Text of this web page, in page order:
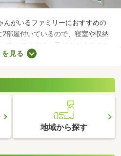
んがいるファミリーにおすすめの
部屋付いているので、寝室や収納
方ができます。子どもが大きくな
、長く住めることも魅力です。こ
な物件を見つけましょう。
を見る
地域から探す